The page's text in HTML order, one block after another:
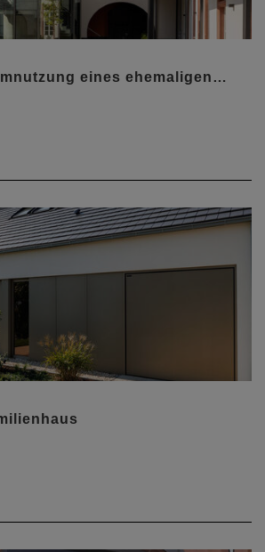
eines ehemaligen…